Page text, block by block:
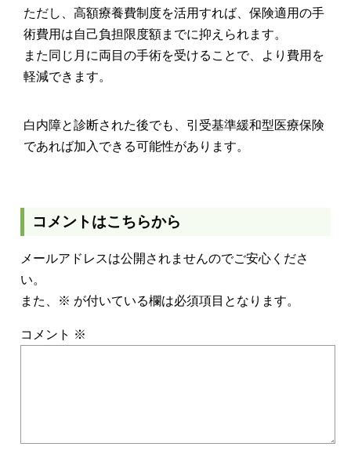
ただし、高額療養費制度を活用すれば、保険適用の手
術費用は自己負担限度額までに抑えられます。
また同じ月に両目の手術を受けることで、より費用を
軽減できます。
白内障と診断された後でも、引受基準緩和型医療保険
であれば加入できる可能性があります。
コメントはこちらから
メールアドレスは公開されませんのでご安心くださ
い。
また、
※ が付いている欄は必須項目となります。
コメント ※